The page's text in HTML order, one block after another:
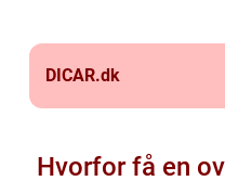
DICAR.dk
Hvorfor få en